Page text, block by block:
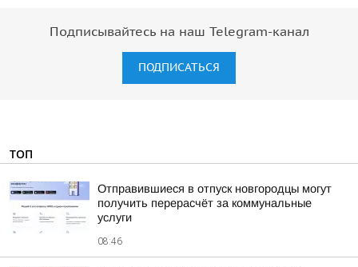
Подписывайтесь на наш Telegram-канал
ПОДПИСАТЬСЯ
ТОП
Отправившиеся в отпуск новгородцы могут
получить перерасчёт за коммунальные
услуги
08:46